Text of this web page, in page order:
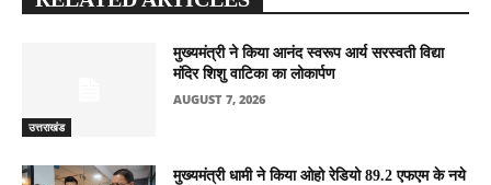
उत्तराखंड
मुख्यमंत्री ने किया आनंद स्वरूप आर्य सरस्वती विद्या
मंदिर शिशु वाटिका का लोकार्पण
AUGUST 7, 2026
मुख्यमंत्री धामी ने किया ओहो रेडियो 89.2 एफएम के नये